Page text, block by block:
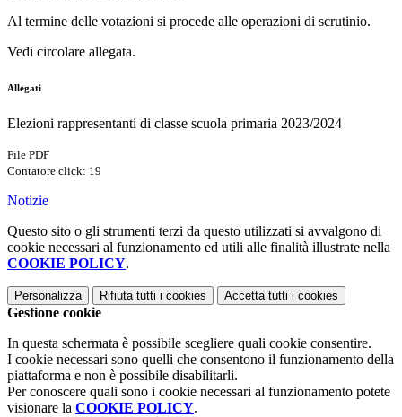
Al termine delle votazioni si procede alle operazioni di scrutinio.
Vedi circolare allegata.
Allegati
Elezioni rappresentanti di classe scuola primaria 2023/2024
File PDF
Contatore click: 19
Notizie
Questo sito o gli strumenti terzi da questo utilizzati si avvalgono di
cookie necessari al funzionamento ed utili alle finalità illustrate nella
COOKIE POLICY.
Personalizza Rifiuta tutti i cookies Accetta tutti i cookies
Gestione cookie
In questa schermata è possibile scegliere quali cookie consentire.
I cookie necessari sono quelli che consentono il funzionamento della
piattaforma e non è possibile disabilitarli.
Per conoscere quali sono i cookie necessari al funzionamento potete
visionare la COOKIE POLICY.